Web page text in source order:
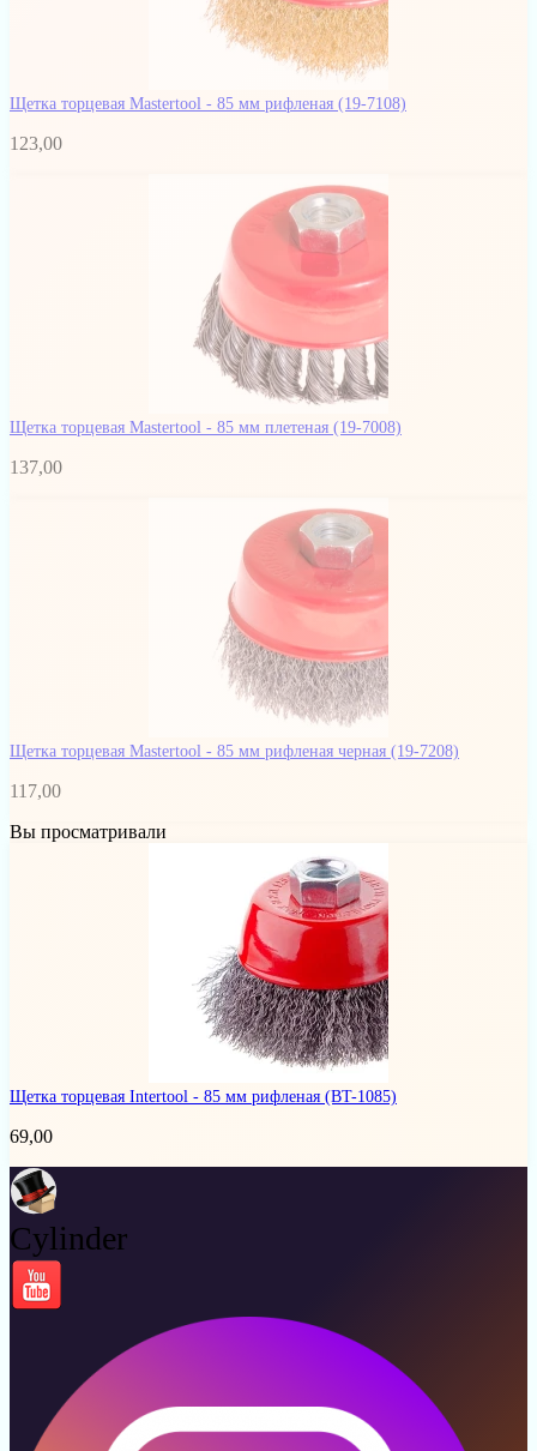
Щетка торцевая Mastertool - 85 мм рифленая (19-7108)
123,00
Щетка торцевая Mastertool - 85 мм плетеная (19-7008)
137,00
Щетка торцевая Mastertool - 85 мм рифленая черная (19-7208)
117,00
Вы просматривали
Щетка торцевая Intertool - 85 мм рифленая (BT-1085)
69,00
Cylinder